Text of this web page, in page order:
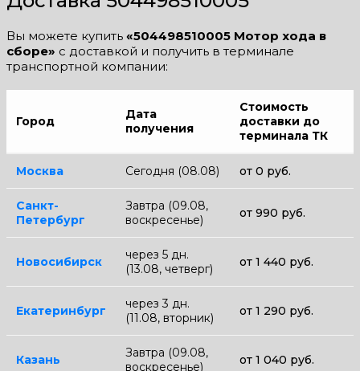
Вы можете купить «504498510005 Мотор хода в
сборе» с доставкой и получить в терминале
транспортной компании:
Город
Дата
получения
Стоимость
доставки до
терминала ТК
Москва Сегодня (08.08) от 0 руб.
Санкт-
Петербург
Завтра (09.08,
воскресенье)
от 990 руб.
Новосибирск
через 5 дн.
(13.08, четверг)
от 1 440 руб.
Екатеринбург
через 3 дн.
(11.08, вторник)
от 1 290 руб.
Казань
Завтра (09.08,
воскресенье)
от 1 040 руб.